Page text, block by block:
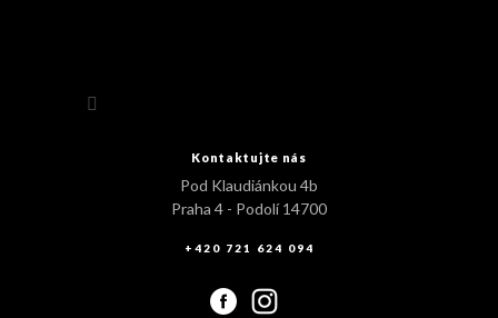
Kontaktujte nás
Pod Klaudiánkou 4b
Praha 4 - Podolí 14700
+420 721 624 094